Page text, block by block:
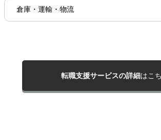
倉庫・運輸・物流
転職支援サービスの詳細はこ